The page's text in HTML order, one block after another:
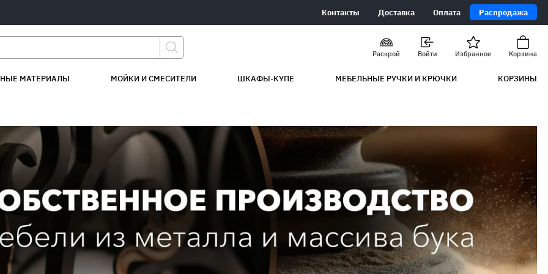
Контакты Доставка Оплата Распродажа
Раскрой Войти Избранное Корзина
МАТЕРИАЛЫ МОЙКИ И СМЕСИТЕЛИ ШКАФЫ-КУПЕ МЕБЕЛЬНЫЕ РУЧКИ И КРЮЧКИ КОРЗИНЫ